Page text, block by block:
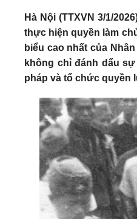
Hà Nội (TTXVN 3/1/
thực hiện quyền làm
biểu cao nhất của
không chỉ đánh dấu
pháp và tổ chức quyền